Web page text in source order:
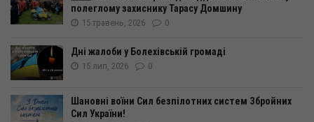
полеглому захиснику Тарасу Домшину
15 травень, 2026 0
Дні жалоби у Болехівській громаді
15 лип, 2026 0
Шановні воїни Сил безпілотних систем Збройних
Сил України!